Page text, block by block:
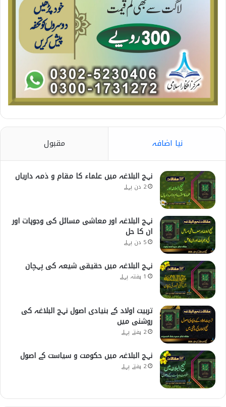
نیا اضافہ مقبول
نہج البلاغہ میں علماء کا مقام و ذمہ داریاں
2 دن پہلے
نہج البلاغہ اور معاشی مسائل کی وجوہات اور
ان کا حل
5 دن پہلے
نہج البلاغہ میں حقیقی شیعہ کی پہچان
1 ہفتہ پہلے
تربیت اولاد کے بنیادی اصول نہج البلاغہ کی
روشنی میں
2 ہفتے پہلے
نہج البلاغہ میں حکومت و سیاست کے اصول
2 ہفتے پہلے